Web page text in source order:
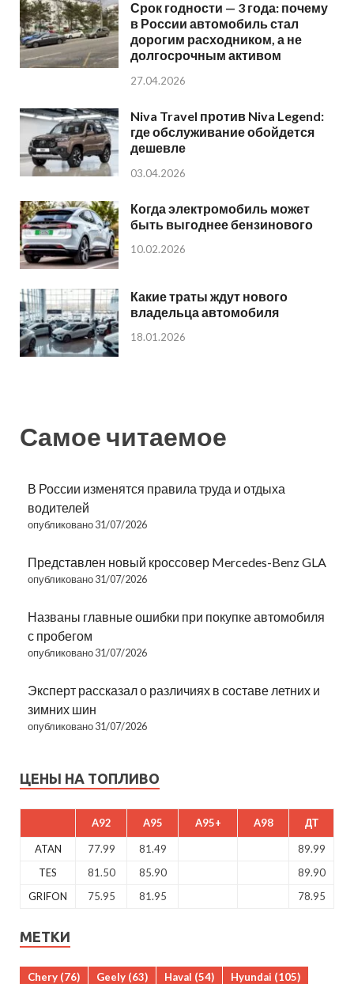
Срок годности — 3 года: почему
в России автомобиль стал
дорогим расходником, а не
долгосрочным активом
27.04.2026
Niva Travel против Niva Legend:
где обслуживание обойдется
дешевле
03.04.2026
Когда электромобиль может
быть выгоднее бензинового
10.02.2026
Какие траты ждут нового
владельца автомобиля
18.01.2026
Самое читаемое
В России изменятся правила труда и отдыха
водителей
опубликовано 31/07/2026
Представлен новый кроссовер Mercedes-Benz GLA
опубликовано 31/07/2026
Названы главные ошибки при покупке автомобиля
с пробегом
опубликовано 31/07/2026
Эксперт рассказал о различиях в составе летних и
зимних шин
опубликовано 31/07/2026
ЦЕНЫ НА ТОПЛИВО
A92 A95 A95+ A98 ДТ
ATAN 77.99 81.49
89.99
TES
81.50 85.90
89.90
GRIFON
75.95 81.95 78.95
МЕТКИ
Chery (76) Geely (63) Haval (54) Hyundai (105)